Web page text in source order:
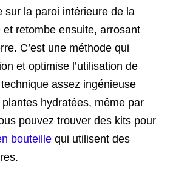
sur la paroi intérieure de la
retombe ensuite, arrosant
C’est une méthode qui
et optimise l’utilisation de
technique assez ingénieuse
hydratées, même par
pouvez trouver des kits pour
bouteillequi utilisent des